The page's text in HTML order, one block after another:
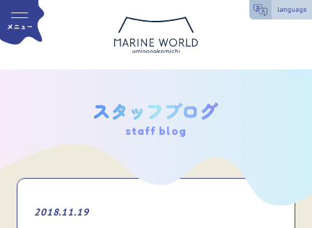
staff blog
2018.11.19